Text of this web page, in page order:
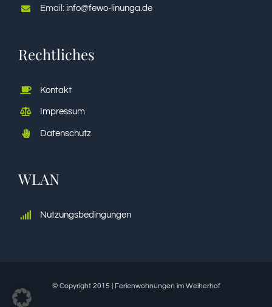
Email: info@fewo-linunga.de
Rechtliches
Kontakt
Impressum
Datenschutz
WLAN
Nutzungsbedingungen
© Copyright 2015 | Ferienwohnungen im Weiherhof